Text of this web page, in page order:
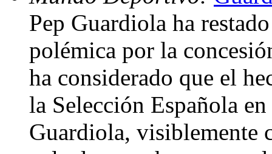
Pep Guardiola ha
polémica por la
ha considerado que el
la Selección Española
Guardiola, visiblemente